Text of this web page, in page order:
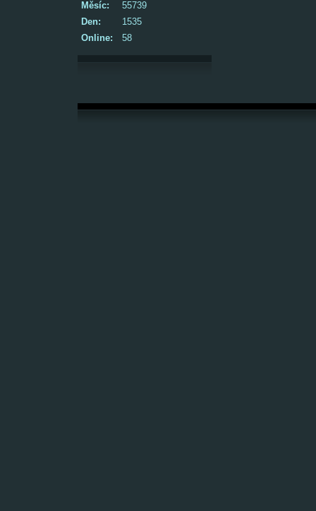
Online: 58
Měsíc:
55739
Den:
1535